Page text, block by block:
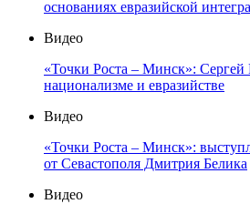
основаниях евразийской
Видео
«Точки Роста – Минск»: Сергей
национализме и евразийстве
Видео
«Точки Роста – Минск»:
от Севастополя Дмитрия Белика
Видео